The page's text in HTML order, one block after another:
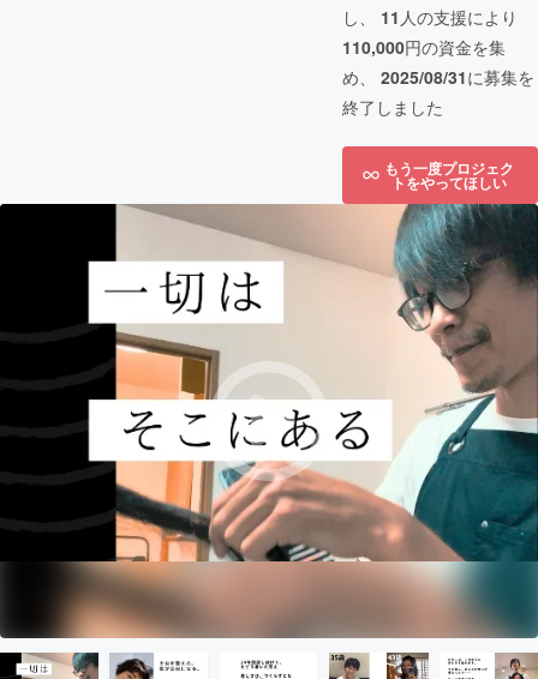
し、 11 人の支援により
110,000円の資金を集
め、 2025/08/31に募集を
終了しました
もう一度プロジェク
トをやってほしい